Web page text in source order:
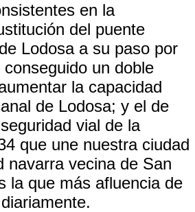
en la
del puente
Lodosa a su paso por
un doble
la capacidad
de Lodosa; y el de
vial de la
que une nuestra ciudad
navarra vecina de San
la que más afluencia de